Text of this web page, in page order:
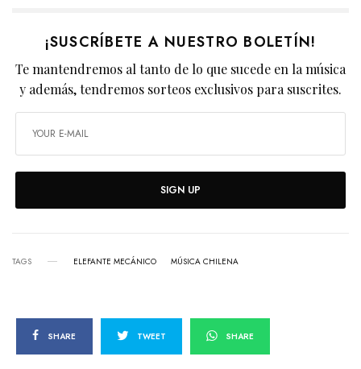
¡SUSCRÍBETE A NUESTRO BOLETÍN!
Te mantendremos al tanto de lo que sucede en la música
y además, tendremos sorteos exclusivos para suscrites.
SIGN UP
TAGS ELEFANTE MECÁNICO MÚSICA CHILENA
SHARE TWEET SHARE